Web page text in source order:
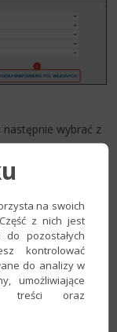
następnie wybrać z
w nexo.
na swoich
z nich jest
pozostałych
kontrolować
do analizy w
umożliwiające
treści oraz